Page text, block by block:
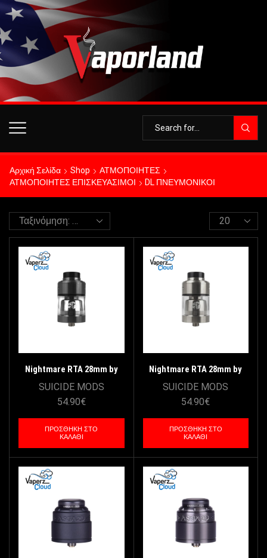
Αρχική Σελίδα Shop
ΑΤΜΟΠΟΙΗΤΕΣ
ΑΤΜΟΠΟΙΗΤΕΣ ΕΠΙΣΚΕΥΑΣΙΜΟΙ
DL ΠΝΕΥΜΟΝΙΚΟΙ
Nightmare RTA 28mm by
Suicide Mods – Gun Metal
SUICIDE MODS
54.90€
ΠΡΟΣΘΉΚΗ ΣΤΟ
ΚΑΛΆΘΙ
Nightmare RTA 28mm by
Suicide Mods – Stainless
Steel
SUICIDE MODS
54.90€
ΠΡΟΣΘΉΚΗ ΣΤΟ
ΚΑΛΆΘΙ